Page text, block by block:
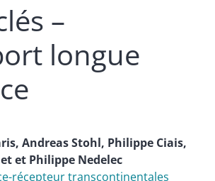
–
longue
, AndreasStohl, Philippe Ciais,
et Philippe Nedelec
récepteur transcontinentales